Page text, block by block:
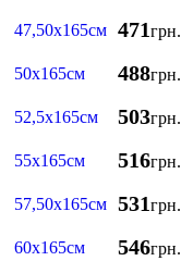
47,50х165см 471грн.
50х165см 488грн.
52,5х165см 503грн.
55х165см 516грн.
57,50х165см 531грн.
60х165см 546грн.